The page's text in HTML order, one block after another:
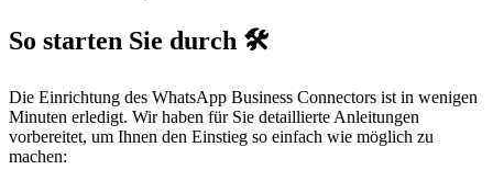
So starten Sie durch 🛠️
Die Einrichtung des WhatsApp Business Connectors ist in wenigen
Minuten erledigt. Wir haben für Sie detaillierte Anleitungen
vorbereitet, um Ihnen den Einstieg so einfach wie möglich zu
machen: